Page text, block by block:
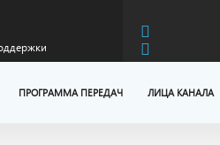
к предстоящему
ПРОГРАММА ПЕРЕДАЧ ЛИЦА КАНАЛА